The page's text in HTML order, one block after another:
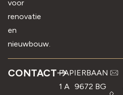
voor
renovatie
en
nieuwbouw.
CONTACT PAPIERBAAN
1 A 9672 BG